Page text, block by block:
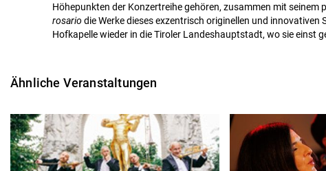
Höhepunkten der Konzertreihe gehören, zusammen mit seinem
rosariodie Werke dieses exzentrisch originellen und innovativen
Hofkapelle wieder in die Tiroler Landeshauptstadt, wo sie einst
Ähnliche Veranstaltungen